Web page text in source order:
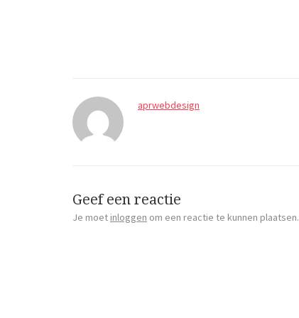
aprwebdesign
Geef een reactie
Je moet inloggen om een reactie te kunnen plaatsen.